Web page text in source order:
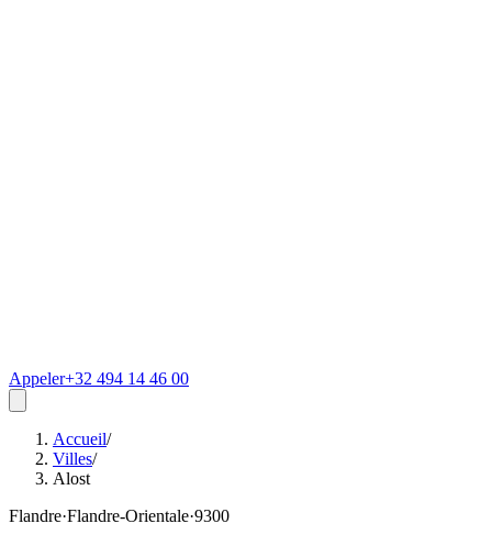
Appeler+32 494 14 46 00
Accueil/
Villes/
Alost
Flandre·Flandre-Orientale·9300